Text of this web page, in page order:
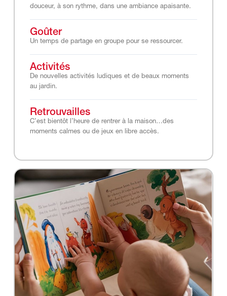
douceur, à son rythme, dans une ambiance apaisante.
Goûter
Un temps de partage en groupe pour se ressourcer.
Activités
De nouvelles activités ludiques et de beaux moments
au jardin.
Retrouvailles
C’est bientôt l’heure de rentrer à la maison…des
moments calmes ou de jeux en libre accès.